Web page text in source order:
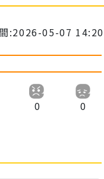
:2026-05-07 14:20
0 0